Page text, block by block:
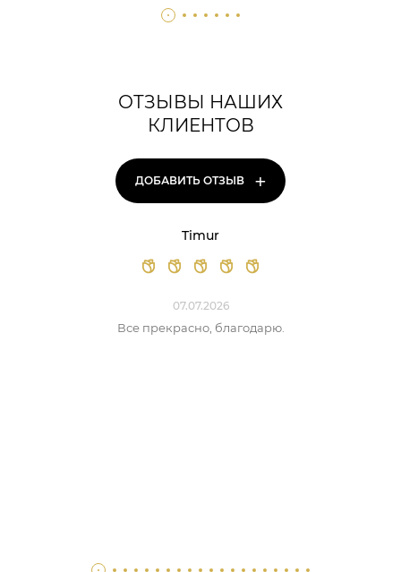
ОТЗЫВЫ НАШИХ
КЛИЕНТОВ
ДОБАВИТЬ ОТЗЫВ +
Timur
07.07.2026
Все прекрасно, благодарю.